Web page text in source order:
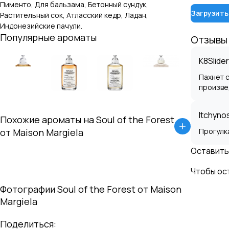
Пименто, Для бальзама, Бетонный сундук,
Растительный сок, Атласский кедр, Ладан,
Индонезийские пачули.
Популярные ароматы
Похожие ароматы наSoul of the Forest
от Maison Margiela
ФотографииSoul of the Forestот Maison
Margiela
K8Slider
Пахнет
Чтобы
Поделиться: